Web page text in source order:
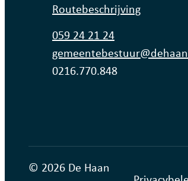
Routebeschrijving
059 24 21 24
E-mailgemeentebestuur@
Ondernemingsnummer
0216.770.848
© 2026 De Haan